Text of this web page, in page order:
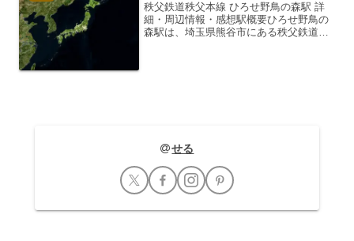
秩父鉄道秩父本線 ひろせ野鳥の森駅 詳
細・周辺情報・感想駅概要ひろせ野鳥の
森駅は、埼玉県熊谷市にある秩父鉄道秩
せる